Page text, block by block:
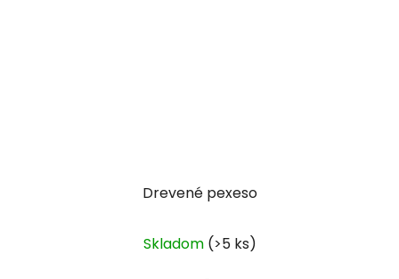
Drevené pexeso
Skladom (>5 ks)